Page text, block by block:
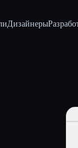
Дизайнеры